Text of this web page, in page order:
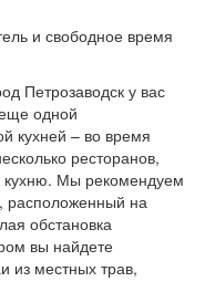
и свободное время
Петрозаводск у вас
одной
кухней – во время
ресторанов,
кухню. Мы рекомендуем
расположенный на
обстановка
вы найдете
из местных трав,